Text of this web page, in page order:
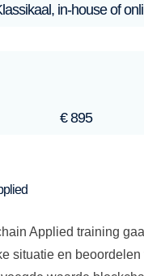
in-house of
€ 895
Applied training
situatie en beoordelen